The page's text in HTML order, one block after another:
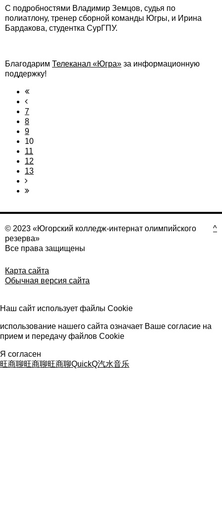
С подробностями Владимир Земцов, судья по
полиатлону, тренер сборной команды Югры, и Ирина
Бардакова, студентка СурГПУ.
Благодарим Телеканал «Югра» за информационную
поддержку!
7
8
9
10
11
12
13
© 2023 «Югорский колледж-интернат олимпийского
резерва»
Все права защищены
Карта сайта
Обычная версия сайта
^
Наш сайт использует файлы Cookie
использование нашего сайта означает Ваше согласие на
прием и передачу файлов Cookie
Я согласен
旺商聊旺商聊旺商聊QuickQ汽水音乐